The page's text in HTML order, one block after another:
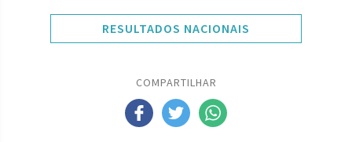
RESULTADOS NACIONAIS
COMPARTILHAR